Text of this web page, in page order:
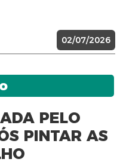
02/07/2026
PELO
PINTAR AS